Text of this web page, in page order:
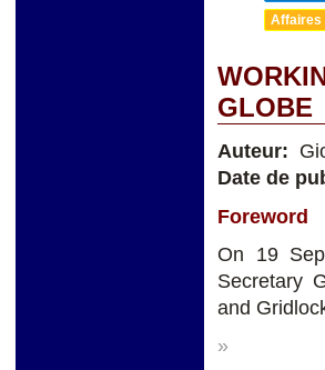
Affaires
GLOBE
Auteur:
Date de
Foreword
On 19
Secretary
and
»